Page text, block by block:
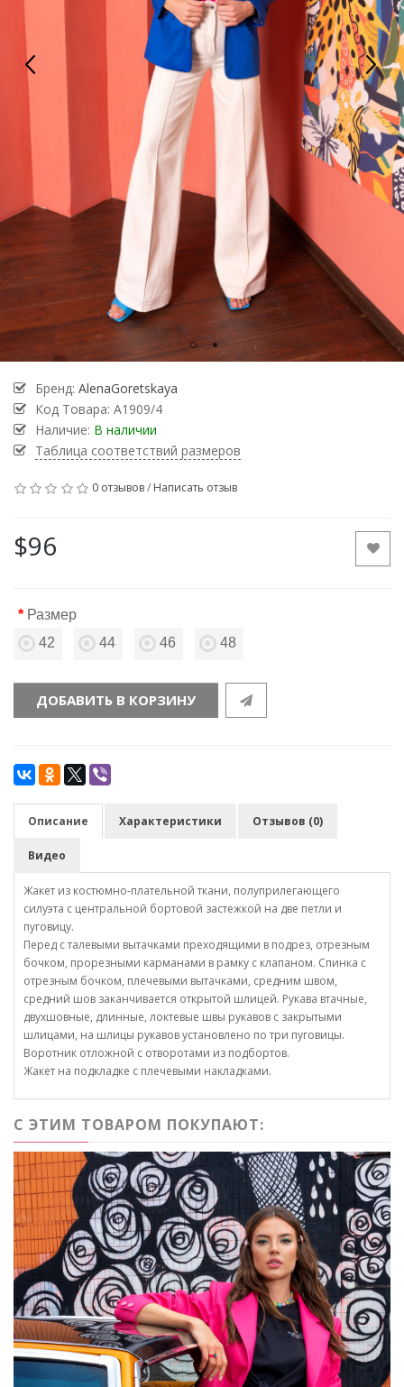
Бренд: AlenaGoretskaya
Код Товара: A1909/4
Наличие: В наличии
Таблица соответствий размеров
0 отзывов/ Написать отзыв
$96
Размер
42
44 46 48
ДОБАВИТЬ В КОРЗИНУ
Описание Характеристики Отзывов (0)
Видео
Жакет из костюмно-плательной ткани, полуприлегающего
силуэта с центральной бортовой застежкой на две петли и
пуговицу.
Перед с талевыми вытачками преходящими в подрез, отрезным
бочком, прорезными карманами в рамку с клапаном. Спинка с
отрезным бочком, плечевыми вытачками, средним швом,
средний шов заканчивается открытой шлицей. Рукава втачные,
двухшовные, длинные, локтевые швы рукавов с закрытыми
шлицами, на шлицы рукавов установлено по три пуговицы.
Воротник отложной с отворотами из подбортов.
Жакет на подкладке с плечевыми накладками.
С ЭТИМ ТОВАРОМ ПОКУПАЮТ: